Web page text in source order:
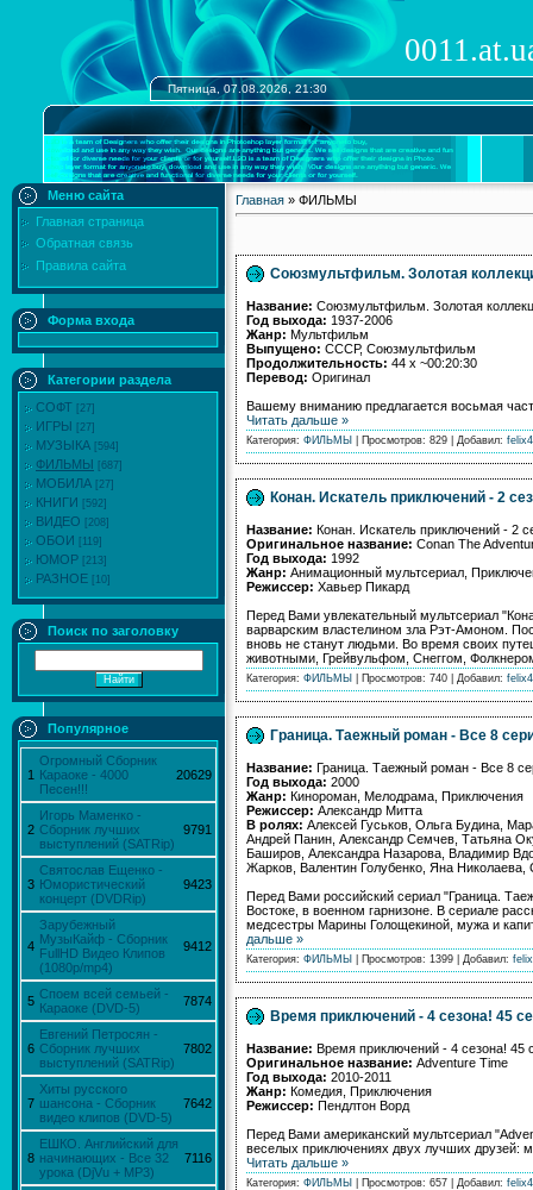
Пятница, 07.08.2026, 21:30
Меню сайта
Главная страница
Обратная связь
Правила сайта
Форма входа
Категории раздела
СОФТ [27]
ИГРЫ [27]
МУЗЫКА [594]
ФИЛЬМЫ [687]
МОБИЛА [27]
КНИГИ [592]
ВИДЕО [208]
ОБОИ [119]
ЮМОР [213]
РАЗНОЕ [10]
Поиск по заголовку
Популярное
1
Огромный Сборник
Караоке - 4000
Песен!!!
20629
2
Игорь Маменко -
Сборник лучших
выступлений (SATRip)
9791
3
Святослав Ещенко -
Юмористический
концерт (DVDRip)
9423
4
Зарубежный
МузыКайф - Сборник
FullHD Видео Клипов
(1080p/mp4)
9412
5 Споем всей семьей -
Караоке (DVD-5)
7874
6
Евгений Петросян -
Сборник лучших
выступлений (SATRip)
7802
7
Хиты русского
шансона - Сборник
видео клипов (DVD-5)
7642
8
ЕШКО. Английский для
начинающих - Все 32
урока (DjVu + MP3)
7116
Главная » ФИЛЬМЫ
Союзмультфильм. Золотая
Название: Союзмультфильм. Золотая
Год выхода: 1937-2006
Жанр: Мультфильм
Выпущено: СССР, Союзмультфильм
Продолжительность: 44 х ~00:20:30
Перевод: Оригинал
Вашему вниманию предлагается восьмая
Читать дальше »
Категория: ФИЛЬМЫ | Просмотров: 829 | Добавил: felix4
Конан. Искатель приключений - 2
Название: Конан. Искатель приключений - 2
Оригинальное название: Conan The
Год выхода: 1992
Жанр: Анимационный мультcериал,
Режиссер: Хавьер Пикард
Перед Вами увлекательный мультсериал
варварским властелином зла Рэт-Амоном.
вновь не станут людьми. Во время своих
животными, Грейвульфом, Снеггом,
Категория: ФИЛЬМЫ | Просмотров: 740 | Добавил: felix4
Граница. Таежный роман - Все 8
Название: Граница. Таежный роман - Все 8
Год выхода: 2000
Жанр: Кинороман, Мелодрама, Приключения
Режиссер: Александр Митта
В ролях: Алексей Гуськов, Ольга Будина,
Андрей Панин, Александр Семчев, Татьяна
Баширов, Александра Назарова, Владимир
Жарков, Валентин Голубенко, Яна
Перед Вами российский сериал "Граница.
Востоке, в военном гарнизоне. В сериале
медсестры Марины Голощекиной, мужа и
дальше »
Категория: ФИЛЬМЫ | Просмотров: 1399 | Добавил:
Время приключений - 4 сезона! 45
Название: Время приключений - 4 сезона! 45
Оригинальное название: Adventure Time
Год выхода: 2010-2011
Жанр: Комедия, Приключения
Режиссер: Пендлтон Ворд
Перед Вами американский мультсериал
веселых приключениях двух лучших друзей:
Читать дальше »
Категория: ФИЛЬМЫ | Просмотров: 657 | Добавил: felix4